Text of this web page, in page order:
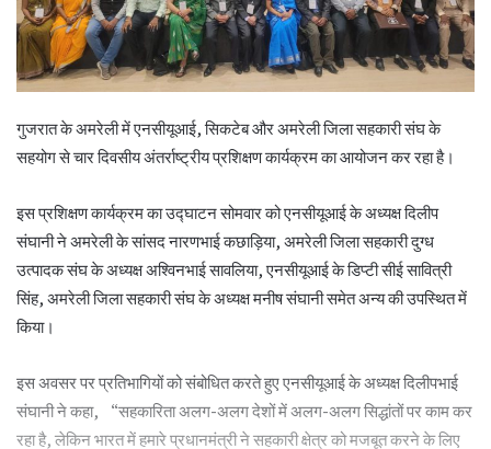
गुजरात के अमरेली में एनसीयूआई, सिकटेब और अमरेली जिला सहकारी संघ के
सहयोग से चार दिवसीय अंतर्राष्ट्रीय प्रशिक्षण कार्यक्रम का आयोजन कर रहा है।
इस प्रशिक्षण कार्यक्रम का उद्घाटन सोमवार को एनसीयूआई के अध्यक्ष दिलीप
संघानी ने अमरेली के सांसद नारणभाई कछाड़िया, अमरेली जिला सहकारी दुग्ध
उत्पादक संघ के अध्यक्ष अश्विनभाई सावलिया, एनसीयूआई के डिप्टी सीई सावित्री
सिंह, अमरेली जिला सहकारी संघ के अध्यक्ष मनीष संघानी समेत अन्य की उपस्थित में
किया।
इस अवसर पर प्रतिभागियों को संबोधित करते हुए एनसीयूआई के अध्यक्ष दिलीपभाई
संघानी ने कहा, “सहकारिता अलग-अलग देशों में अलग-अलग सिद्धांतों पर काम कर
रहा है, लेकिन भारत में हमारे प्रधानमंत्री ने सहकारी क्षेत्र को मजबूत करने के लिए